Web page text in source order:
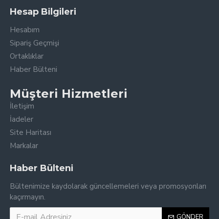
Hesap Bilgileri
Hesabım
Sipariş Geçmişi
Ortaklıklar
Haber Bülteni
Müşteri Hizmetleri
İletişim
İadeler
Site Haritası
Markalar
Haber Bülteni
Bültenimize kaydolarak güncellemeleri veya promosyonları
kaçırmayın.
GÖNDER